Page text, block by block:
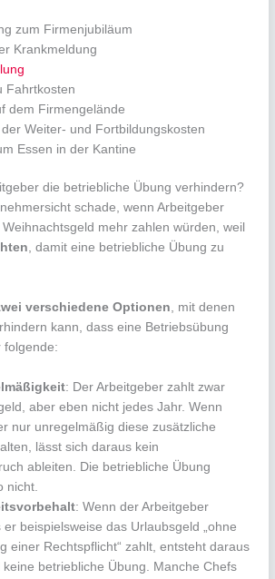
zum Firmenjubiläum
Krankmeldung
Fahrtkosten
dem Firmengelände
Weiter- und Fortbildungskosten
Essen in der Kantine
die betriebliche Übung verhindern?
schade, wenn Arbeitgeber
mehr zahlen würden, weil
, damit eine betriebliche Übung zu
verschiedene Optionen, mit denen
kann, dass eine Betriebsübung
folgende:
: Der Arbeitgeber zahlt zwar
aber eben nicht jedes Jahr. Wenn
nur unregelmäßig diese zusätzliche
lässt sich daraus kein
ableiten. Die betriebliche Übung
nicht.
: Wenn der Arbeitgeber
er beispielsweise das Urlaubsgeld „ohne
einer Rechtspflicht“ zahlt, entsteht daraus
keine betriebliche Übung. Manche Chefs